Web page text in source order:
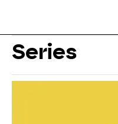
Series